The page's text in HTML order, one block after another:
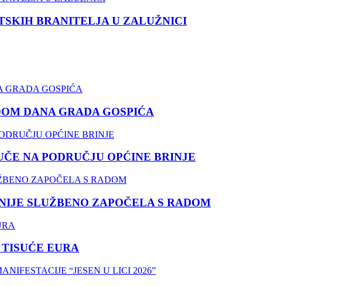
BRANITELJA U ZALUŽNICI
DANA GRADA GOSPIĆA
NA PODRUČJU OPĆINE BRINJE
SLUŽBENO ZAPOČELA S RADOM
EURA